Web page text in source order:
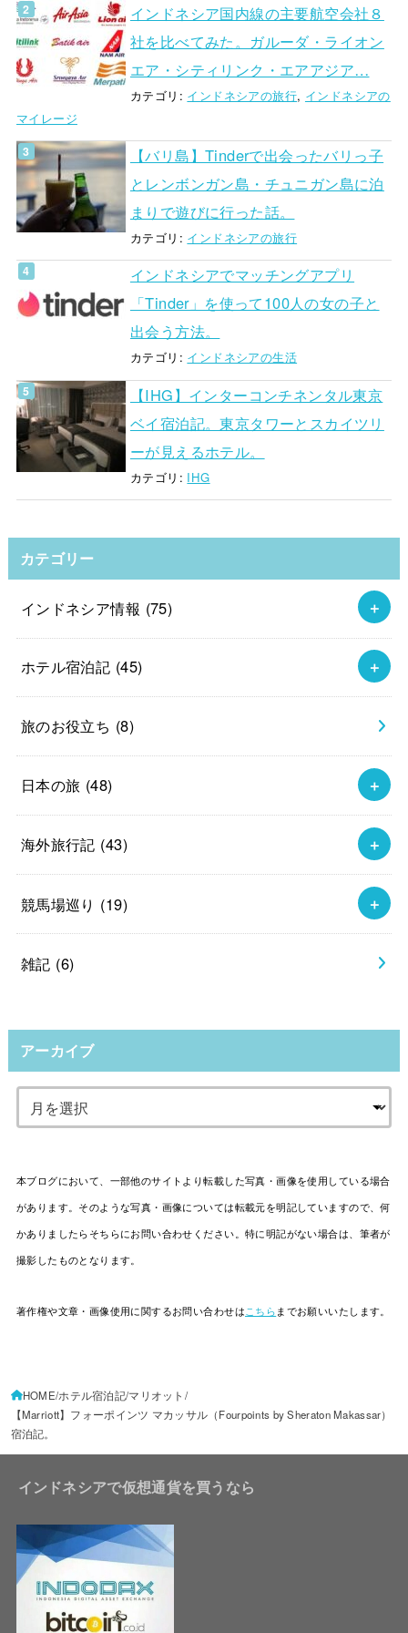
インドネシア国内線の主要航空会社８
社を比べてみた。ガルーダ・ライオン
エア・シティリンク・エアアジア…
カテゴリ: インドネシアの旅行, インドネシアの
マイレージ
【バリ島】Tinderで出会ったバリっ子
とレンボンガン島・チュニガン島に泊
まりで遊びに行った話。
カテゴリ: インドネシアの旅行
インドネシアでマッチングアプリ
「Tinder」を使って100人の女の子と
出会う方法。
カテゴリ: インドネシアの生活
【IHG】インターコンチネンタル東京
ベイ宿泊記。東京タワーとスカイツリ
ーが見えるホテル。
カテゴリ: IHG
カテゴリー
インドネシア情報 (75)
ホテル宿泊記 (45)
旅のお役立ち (8)
日本の旅 (48)
海外旅行記 (43)
競馬場巡り (19)
雑記 (6)
アーカイブ
本ブログにおいて、一部他のサイトより転載した写真・画像を使用している場合
があります。そのような写真・画像については転載元を明記していますので、何
かありましたらそちらにお問い合わせください。特に明記がない場合は、筆者が
撮影したものとなります。
著作権や文章・画像使用に関するお問い合わせは こちら までお願いいたします。
HOME ホテル宿泊記 マリオット
【Marriott】フォーポインツ マカッサル（Fourpoints by Sheraton Makassar）
宿泊記。
インドネシアで仮想通貨を買うなら